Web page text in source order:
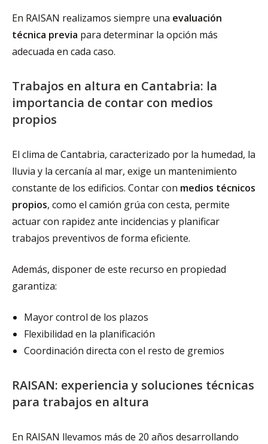
En RAISAN realizamos siempre una evaluación
técnica previa para determinar la opción más
adecuada en cada caso.
Trabajos en altura en Cantabria: la
importancia de contar con medios
propios
El clima de Cantabria, caracterizado por la humedad, la
lluvia y la cercanía al mar, exige un mantenimiento
constante de los edificios. Contar con medios técnicos
propios, como el camión grúa con cesta, permite
actuar con rapidez ante incidencias y planificar
trabajos preventivos de forma eficiente.
Además, disponer de este recurso en propiedad
garantiza:
Mayor control de los plazos
Flexibilidad en la planificación
Coordinación directa con el resto de gremios
RAISAN: experiencia y soluciones técnicas
para trabajos en altura
En RAISAN llevamos más de 20 años desarrollando